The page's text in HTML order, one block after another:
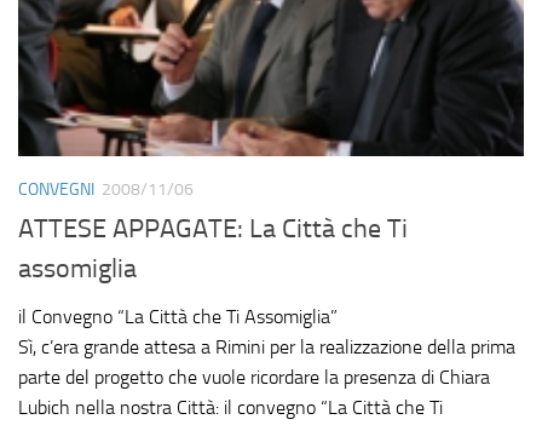
CONVEGNI 2008/11/06
ATTESE APPAGATE: La Città che Ti
assomiglia
il Convegno “La Città che Ti Assomiglia”
Sì, c’era grande attesa a Rimini per la realizzazione della prima
parte del progetto che vuole ricordare la presenza di Chiara
Lubich nella nostra Città: il convegno “La Città che Ti